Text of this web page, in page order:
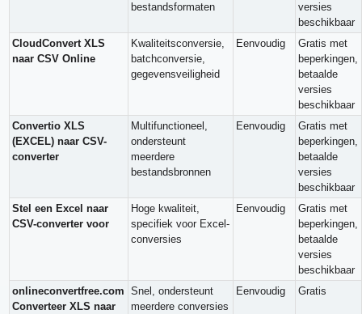
bestandsformaten
versies
beschikbaar
CloudConvert XLS
naar CSV Online
Kwaliteitsconversie,
batchconversie,
gegevensveiligheid
Eenvoudig
Gratis met
beperkingen,
betaalde
versies
beschikbaar
Convertio XLS
(EXCEL) naar CSV-
converter
Multifunctioneel,
ondersteunt
meerdere
bestandsbronnen
Eenvoudig
Gratis met
beperkingen,
betaalde
versies
beschikbaar
Stel een Excel naar
CSV-converter voor
Hoge kwaliteit,
specifiek voor Excel-
conversies
Eenvoudig
Gratis met
beperkingen,
betaalde
versies
beschikbaar
onlineconvertfree.com
Converteer XLS naar
Snel, ondersteunt
meerdere conversies
Eenvoudig Gratis